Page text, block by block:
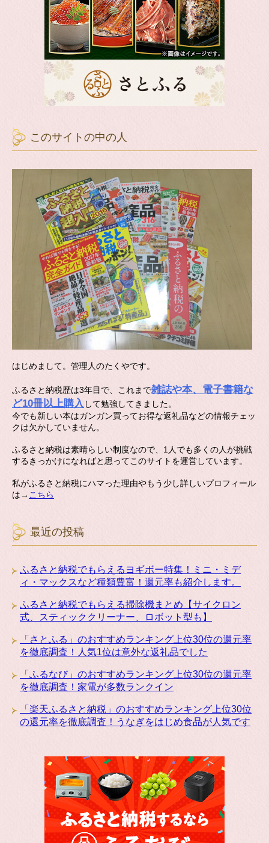
このサイトの中の人
はじめまして。管理人のたくやです。
ふるさと納税歴は3年目で、これまで雑誌や本、電子書籍な
ど10冊以上購入 して勉強してきました。
今でも新しい本はガンガン買ってお得な返礼品などの情報チェッ
クは欠かしていません。
ふるさと納税は素晴らしい制度なので、1人でも多くの人が挑戦
するきっかけになればと思ってこのサイトを運営しています。
私がふるさと納税にハマった理由やもう少し詳しいプロフィール
は→ こちら
最近の投稿
ふるさと納税でもらえるヨギボー特集！ミニ・ミデ
ィ・マックスなど種類豊富！還元率も紹介します。
ふるさと納税でもらえる掃除機まとめ【サイクロン
式、スティッククリーナー、ロボット型も】
「さとふる」のおすすめランキング上位30位の還元率
を徹底調査！人気1位は意外な返礼品でした
「ふるなび」のおすすめランキング上位30位の還元率
を徹底調査！家電が多数ランクイン
「楽天ふるさと納税」のおすすめランキング上位30位
の還元率を徹底調査！うなぎをはじめ食品が人気です